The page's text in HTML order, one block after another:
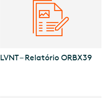
LVNT – Relatório ORBX39